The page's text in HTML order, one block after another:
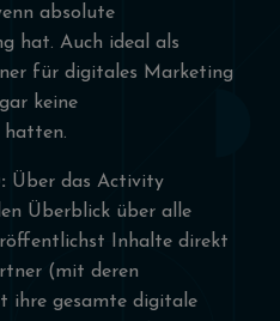
absolute
hat. Auch ideal als
für digitales Marketing
keine
hatten.
Über das Activity
Überblick über alle
Inhalte direkt
(mit deren
ihre gesamte digitale